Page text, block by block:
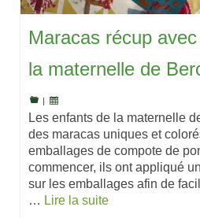
Maracas récup
la maternelle de
Les enfants de la maternelle
des maracas uniques et
emballages de compote de
commencer, ils ont appliqué
sur les emballages afin de
… Lire la suite